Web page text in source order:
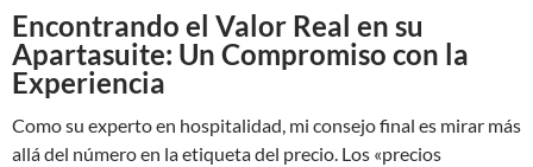
Encontrando el Valor Real en su
Apartasuite: Un Compromiso con la
Experiencia
Como su experto en hospitalidad, mi consejo final es mirar más
allá del número en la etiqueta del precio. Los «precios